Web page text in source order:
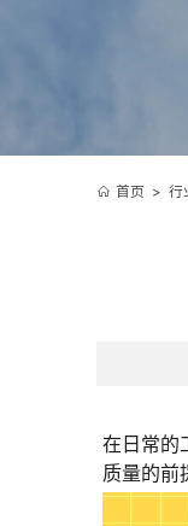
首页 > 行
在日常的
质量的前